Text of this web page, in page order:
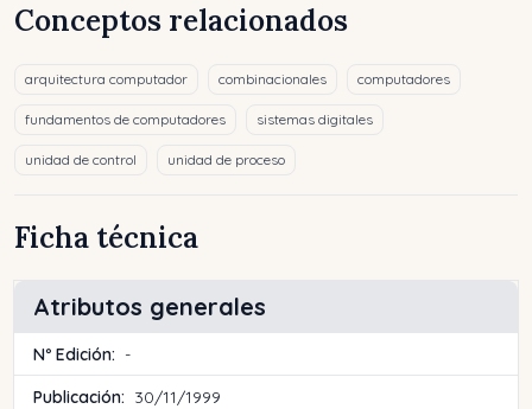
Conceptos relacionados
arquitectura computador combinacionales computadores
fundamentos de computadores sistemas digitales
unidad de control unidad de proceso
Ficha técnica
Atributos generales
Nº Edición: -
Publicación: 30/11/1999